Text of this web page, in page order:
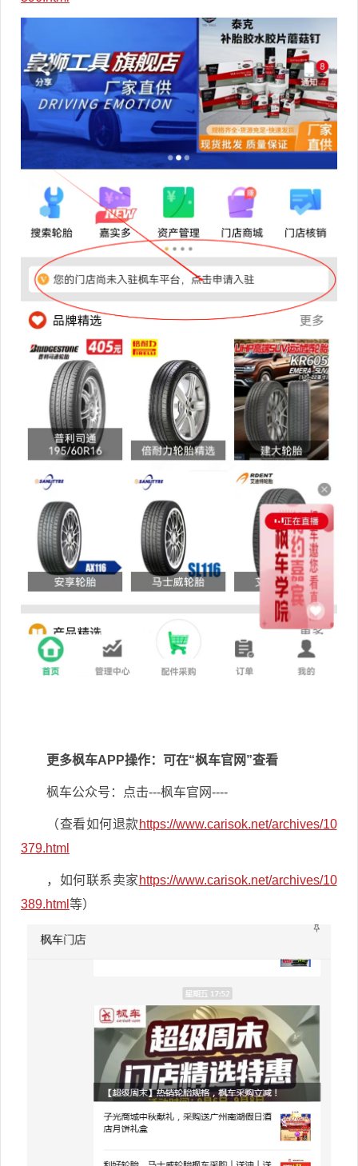
更多枫车APP操作：可在“枫车官网”查看
枫车公众号：点击---枫车官网----
（查看如何退款 https://www.carisok.net/archives/10
379.html
，如何联系卖家 https://www.carisok.net/archives/10
389.html 等）